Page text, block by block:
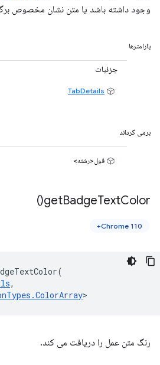
وجود داشته باشد یا متن نشان مخصوص
پارامترها
جزئیات
TabDetails
برمی گرداند
قول<رشته>
getBadgeTextColor(
)
Chrome 110+
(
,
.ColorArray>
رنگ متن عمل را دریافت می کند.